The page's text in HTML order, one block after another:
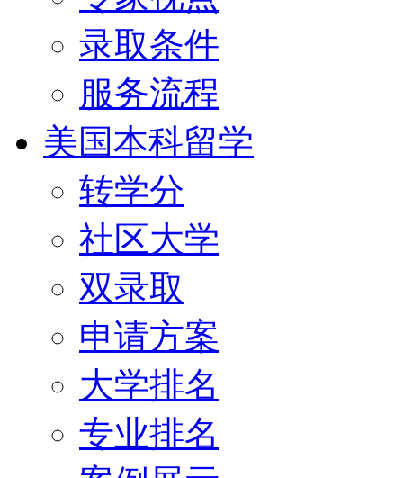
录取条件
服务流程
美国本科留学
转学分
社区大学
双录取
申请方案
大学排名
专业排名